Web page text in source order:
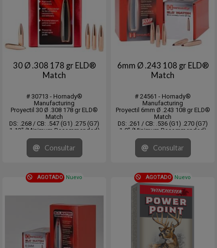
30 Ø .308 178 gr ELD®
Match
# 30713 - Hornady®
Manufacturing
Proyectil 30 Ø .308 178 gr ELD®
Match
DS: .268 / CB: .547 (G1) .275 (G7)
1-12" (Minimum Recommended)
Target/Match
Caja de 100 unidades.
Consultar
6mm Ø .243 108 gr ELD®
Match
# 24561 - Hornady®
Manufacturing
Proyectil 6mm Ø .243 108 gr ELD®
Match
DS: .261 / CB: .536 (G1) .270 (G7)
1-8" (Minimum Recommended)
Target/Match
Caja de 100 unidades
Consultar
AGOTADO Nuevo AGOTADO Nuevo